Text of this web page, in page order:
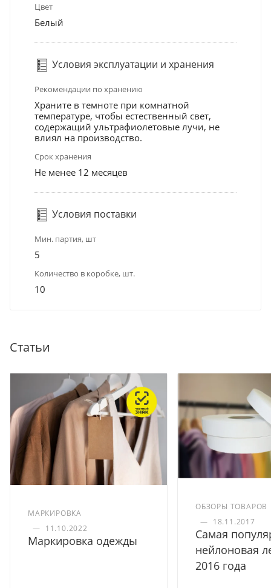
Цвет
Белый
Условия эксплуатации и хранения
Рекомендации по хранению
Храните в темноте при комнатной
температуре, чтобы естественный свет,
содержащий ультрафиолетовые лучи, не
влиял на производство.
Срок хранения
Не менее 12 месяцев
Условия поставки
Мин. партия, шт
5
Количество в коробке, шт.
10
Статьи
МАРКИРОВКА
— 11.10.2022
Маркировка одежды
ОБЗОРЫ ТОВАРОВ
— 18.11.2017
Самая
нейлоновая
2016 года